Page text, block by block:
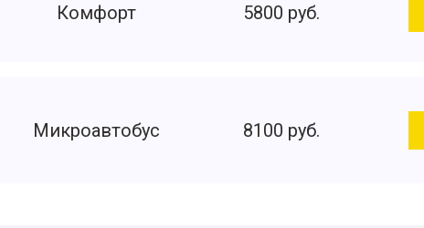
Комфорт 5800 руб.
Микроавтобус 8100 руб.